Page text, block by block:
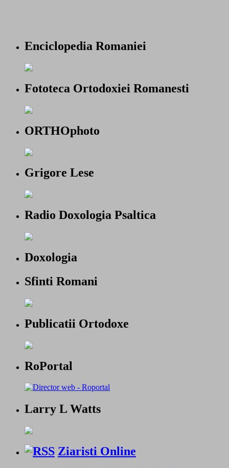
Enciclopedia Romaniei
Fototeca Ortodoxiei Romanesti
ORTHOphoto
Grigore Lese
Radio Doxologia Psaltica
Doxologia
Sfinti Romani
Publicatii Ortodoxe
RoPortal
Larry L Watts
Ziaristi Online